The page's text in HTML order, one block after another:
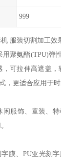
999
服装切割加工效
用聚氨酯(TPU)弹
，可拉伸高遮盖
，更适合应用于
闲服饰、童装、
膜、PU亚光刻